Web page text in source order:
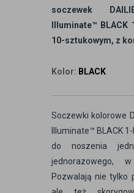
soczewek
Illuminate™
10-sztukowym, z
Kolor: BLACK
Soczewki kolorowe
Illuminate™ BLACK
do noszenia
jednorazowego,
Pozwalają nie tylko